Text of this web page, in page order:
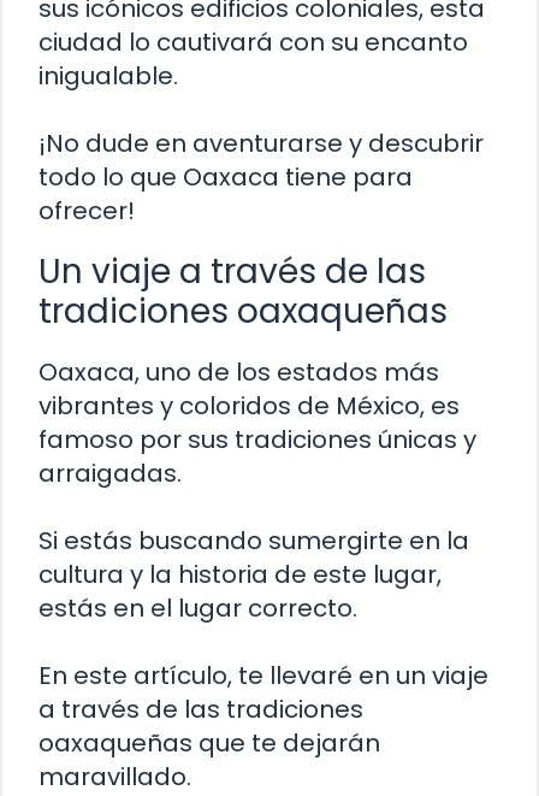
sus icónicos edificios coloniales, esta
ciudad lo cautivará con su encanto
inigualable.
¡No dude en aventurarse y descubrir
todo lo que Oaxaca tiene para
ofrecer!
Un viaje a través de las
tradiciones oaxaqueñas
Oaxaca, uno de los estados más
vibrantes y coloridos de México, es
famoso por sus tradiciones únicas y
arraigadas.
Si estás buscando sumergirte en la
cultura y la historia de este lugar,
estás en el lugar correcto.
En este artículo, te llevaré en un viaje
a través de las tradiciones
oaxaqueñas que te dejarán
maravillado.